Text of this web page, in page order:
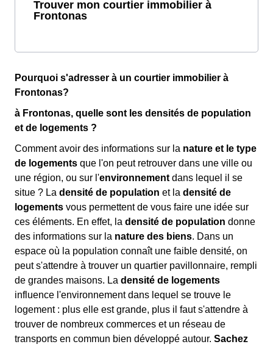
Trouver mon courtier immobilier à
Frontonas
Pourquoi s'adresser à un courtier immobilier à
Frontonas?
à Frontonas, quelle sont les densités de population
et de logements ?
Comment avoir des informations sur la nature et le type
de logements que l'on peut retrouver dans une ville ou
une région, ou sur l'environnement dans lequel il se
situe ? La densité de population et la densité de
logements vous permettent de vous faire une idée sur
ces éléments. En effet, la densité de population donne
des informations sur la nature des biens. Dans un
espace où la population connaît une faible densité, on
peut s'attendre à trouver un quartier pavillonnaire, rempli
de grandes maisons. La densité de logements
influence l'environnement dans lequel se trouve le
logement : plus elle est grande, plus il faut s'attendre à
trouver de nombreux commerces et un réseau de
transports en commun bien développé autour. Sachez